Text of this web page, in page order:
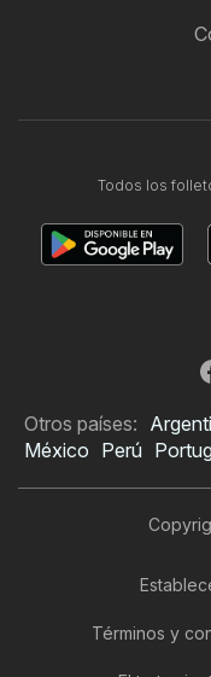
Todos los
Otros países:
México Perú
Términos y